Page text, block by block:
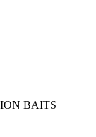
BAITS